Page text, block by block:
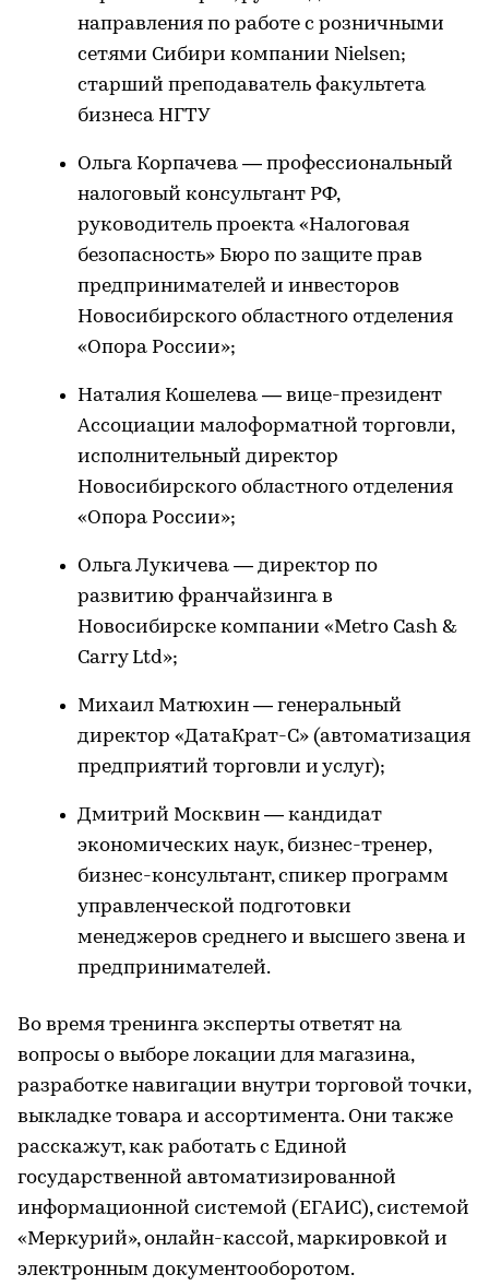
направления по работе с розничными
сетями Сибири компании Nielsen;
старший преподаватель факультета
бизнеса НГТУ
Ольга Корпачева — профессиональный
налоговый консультант РФ,
руководитель проекта «Налоговая
безопасность» Бюро по защите прав
предпринимателей и инвесторов
Новосибирского областного отделения
«Опора России»;
Наталия Кошелева — вице-президент
Ассоциации малоформатной торговли,
исполнительный директор
Новосибирского областного отделения
«Опора России»;
Ольга Лукичева — директор по
развитию франчайзинга в
Новосибирске компании «Metro Cash &
Carry Ltd»;
Михаил Матюхин — генеральный
директор «ДатаКрат-С» (автоматизация
предприятий торговли и услуг);
Дмитрий Москвин — кандидат
экономических наук, бизнес-тренер,
бизнес-консультант, спикер программ
управленческой подготовки
менеджеров среднего и высшего звена и
предпринимателей.
Во время тренинга эксперты ответят на
вопросы о выборе локации для магазина,
разработке навигации внутри торговой точки,
выкладке товара и ассортимента. Они также
расскажут, как работать с Единой
государственной автоматизированной
информационной системой (ЕГАИС), системой
«Меркурий», онлайн-кассой, маркировкой и
электронным документооборотом.